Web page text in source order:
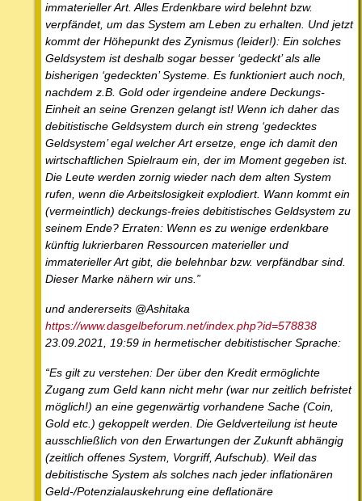
immaterieller Art. Alles Erdenkbare wird belehnt bzw.
verpfändet, um das System am Leben zu erhalten. Und jetzt
kommt der Höhepunkt des Zynismus (leider!): Ein solches
Geldsystem ist deshalb sogar besser ‘gedeckt’ als alle
bisherigen ‘gedeckten’ Systeme. Es funktioniert auch noch,
nachdem z.B. Gold oder irgendeine andere Deckungs-
Einheit an seine Grenzen gelangt ist! Wenn ich daher das
debitistische Geldsystem durch ein streng ‘gedecktes
Geldsystem’ egal welcher Art ersetze, enge ich damit den
wirtschaftlichen Spielraum ein, der im Moment gegeben ist.
Die Leute werden zornig wieder nach dem alten System
rufen, wenn die Arbeitslosigkeit explodiert. Wann kommt ein
(vermeintlich) deckungs-freies debitistisches Geldsystem zu
seinem Ende? Erraten: Wenn es zu wenige erdenkbare
künftig lukrierbaren Ressourcen materieller und
immaterieller Art gibt, die belehnbar bzw. verpfändbar sind.
Dieser Marke nähern wir uns.”
und andererseits @Ashitaka
https://www.dasgelbeforum.net/index.php?id=578838
23.09.2021, 19:59 in hermetischer debitistischer Sprache:
“Es gilt zu verstehen: Der über den Kredit ermöglichte
Zugang zum Geld kann nicht mehr (war nur zeitlich befristet
möglich!) an eine gegenwärtig vorhandene Sache (Coin,
Gold etc.) gekoppelt werden. Die Geldverteilung ist heute
ausschließlich von den Erwartungen der Zukunft abhängig
(zeitlich offenes System, Vorgriff, Aufschub). Weil das
debitistische System als solches nach jeder inflationären
Geld-/Potenzialauskehrung eine deflationäre